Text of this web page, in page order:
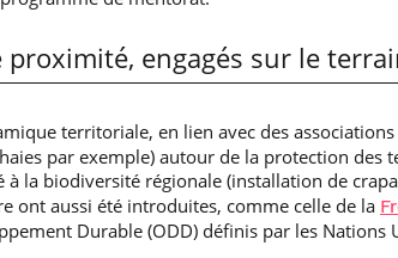
engagés sur le
territoriale, en lien avec des
par exemple) autour de la protection des
à la biodiversité régionale (installation de
ont aussi été introduites, comme celle de la
Durable (ODD) définis par les Nations